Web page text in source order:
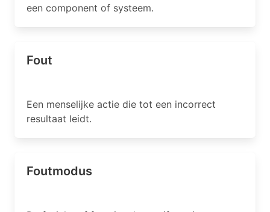
een component of systeem.
Fout
Een menselijke actie die tot een incorrect
resultaat leidt.
Foutmodus